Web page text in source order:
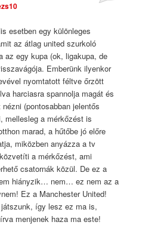
esetben egy különleges
az átlag united szurkoló
az egy kupa (ok, ligakupa, de
Emberünk ilyenkor
nyomtatott féltve őrzött
harciasra spannolja magát és
(pontosabban jelentős
mellesleg a mérkőzést is
marad, a hűtőbe jó előre
miközben anyázza a tv
a mérkőzést, ami
csatornák közül. De ez a
hiányzik… nem… ez nem az a
Ez a Manchester United!
így lesz ez ma is,
menjenek haza ma este!